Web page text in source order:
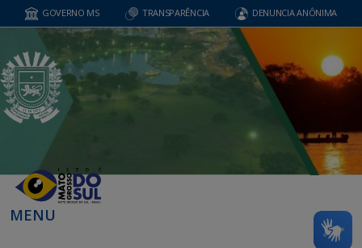
GOVERNO MS TRANSPARÊNCIA DENUNCIA ANÔNIMA
MENU